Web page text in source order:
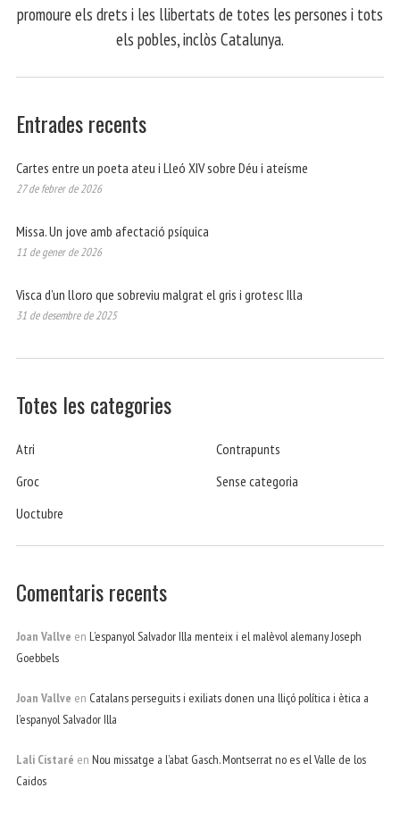
promoure els drets i les llibertats de totes les persones i tots
els pobles, inclòs Catalunya.
Entrades recents
Cartes entre un poeta ateu i Lleó XIV sobre Déu i ateísme
27 de febrer de 2026
Missa. Un jove amb afectació psíquica
11 de gener de 2026
Visca d’un lloro que sobreviu malgrat el gris i grotesc Illa
31 de desembre de 2025
Totes les categories
Atri
Contrapunts
Groc
Sense categoria
Uoctubre
Comentaris recents
Joan Vallve en L’espanyol Salvador Illa menteix i el malèvol alemany Joseph
Goebbels
Joan Vallve en Catalans perseguits i exiliats donen una lliçó política i ètica a
l’espanyol Salvador Illa
Lali Cistaré en Nou missatge a l’abat Gasch. Montserrat no es el Valle de los
Caidos